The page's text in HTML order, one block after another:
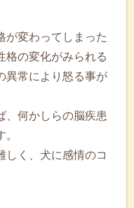
が変わってしまった
格の変化がみられる
異常により怒る事が
、何かしらの脳疾患
しく、犬に感情のコ